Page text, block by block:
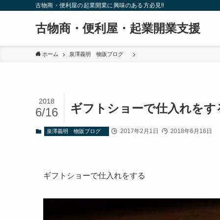
古物商・便利屋の起業開業に興味のある方必見‼
古物商・便利屋・起業開業支援
ホーム 泉澤義明 物販ブログ
ギフトショーで仕入れを
2018
6/16
泉澤義明 物販ブログ 2017年2月1日 2018年6月16日
ギフトショーで仕入れをする